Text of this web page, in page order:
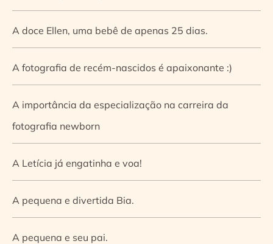
A doce Ellen, uma bebê de apenas 25 dias.
A fotografia de recém-nascidos é apaixonante :)
A importância da especialização na carreira da
fotografia newborn
A Letícia já engatinha e voa!
A pequena e divertida Bia.
A pequena e seu pai.